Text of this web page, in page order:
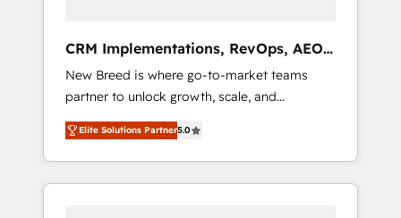
deployment of Breeze AI and custom agents
to automate growth. 🏆 Elite Excellence - 8
platform accreditations and deep HIPAA-
compliance expertise. - A team of 250+
experts dedicated to your resilient growth.
CRM Implementations, RevOps, AEO
+ Web, Demand Gen
New Breed is where go-to-market teams
partner to unlock growth, scale, and
transformation. We help companies activate
HubSpot’s AI-powered customer platform
and operationalize HubSpot’s Loop
Marketing framework through expert-led
Elite Solutions Partner5.0